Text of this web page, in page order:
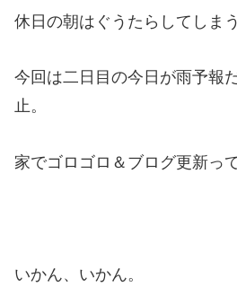
休日の朝はぐうたらしてしまう
今回は二日目の今日が雨予報
止。
家でゴロゴロ＆ブログ更新っ
いかん、いかん。